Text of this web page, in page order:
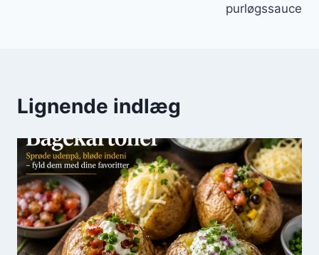
purløgssauce
Lignende indlæg